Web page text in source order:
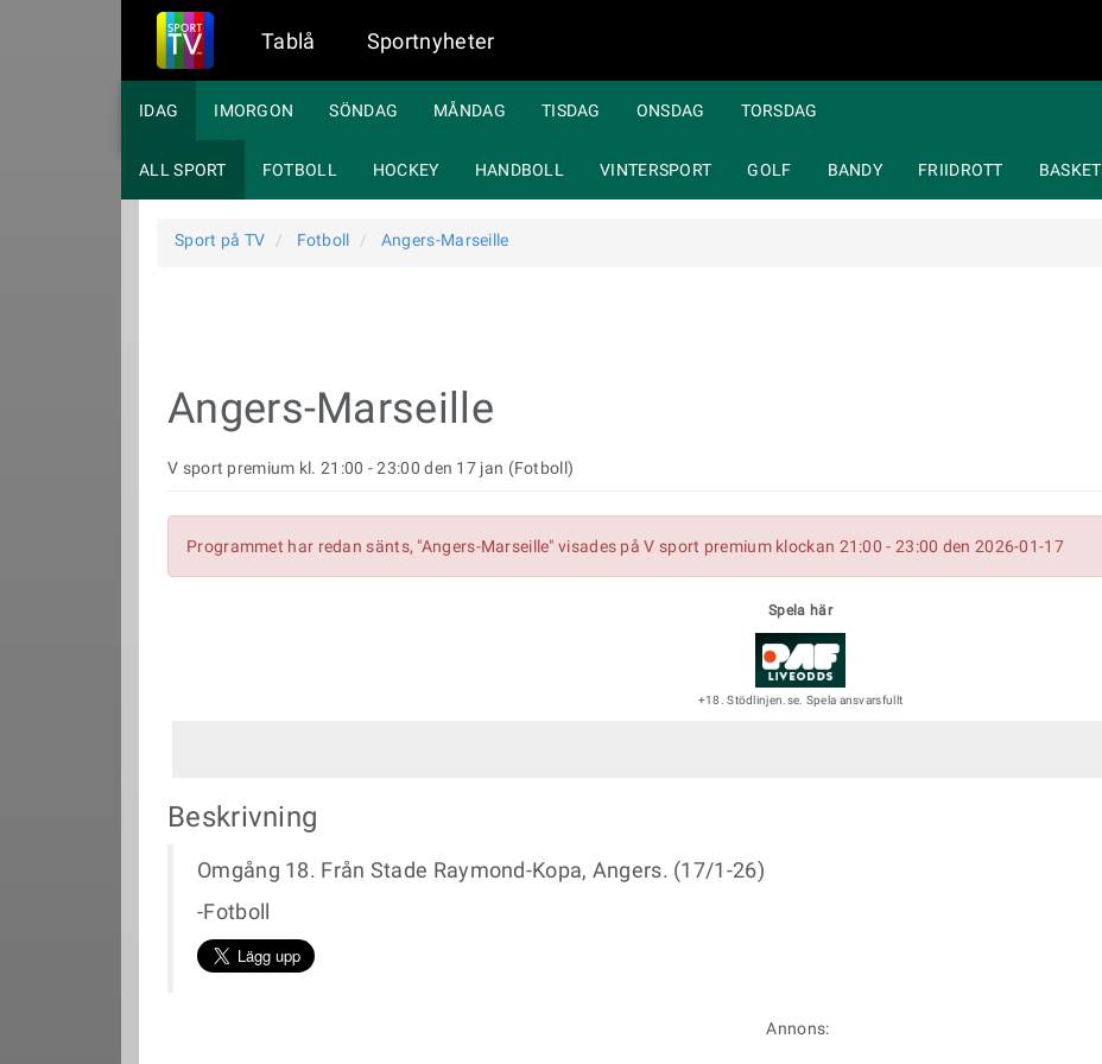
Tablå Sportnyheter
IDAG IMORGON SÖNDAG MÅNDAG TISDAG ONSDAG TORSDAG
ALL SPORT FOTBOLL HOCKEY HANDBOLL VINTERSPORT GOLF BANDY FRIIDROTT BASKET
Sport på TV Fotboll Angers-Marseille
Angers-Marseille
V sport premium kl. 21:00 - 23:00 den 17 jan (Fotboll)
Programmet har redan sänts, "Angers-Marseille" visades på V sport premium klockan 21:00 - 23:00 den 2026-01-17
Spela här
+18. Stödlinjen.se. Spela ansvarsfullt
Beskrivning
Omgång 18. Från Stade Raymond-Kopa, Angers. (17/1-26)
-Fotboll
Annons: